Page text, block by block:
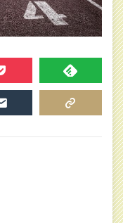
FEEDLY